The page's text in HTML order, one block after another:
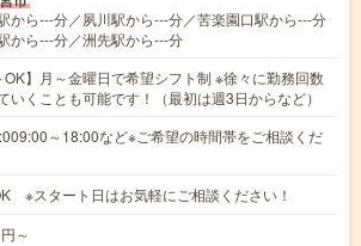
から---分／夙川駅から---分／苦楽園口駅から---分
から---分／洲先駅から---分
OK】月～金曜日で希望シフト制 ※徐々に勤務回数
いくことも可能です！（最初は週3日からなど）
～18:00など※ご希望の時間帯をご相談くだ
※スタート日はお気軽にご相談ください！
～